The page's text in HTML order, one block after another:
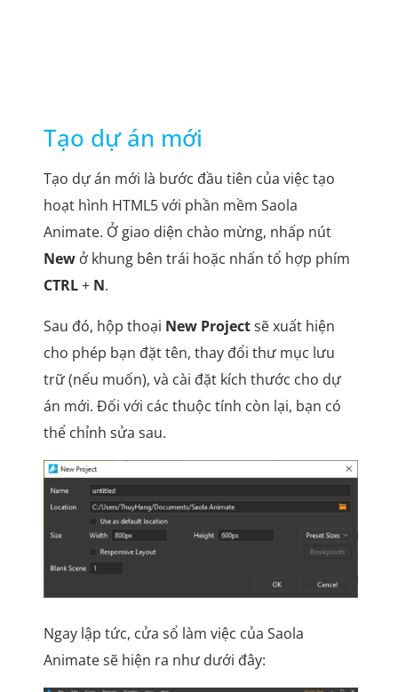
Tạo dự án mới
Tạo dự án mới là bước đầu tiên của việc tạo
hoạt hình HTML5 với phần mềm Saola
Animate. Ở giao diện chào mừng, nhấp nút
Newở khung bên trái hoặc nhấn tổ hợp phím
CTRL+ N.
Sau đó, hộp thoại New Projectsẽ xuất hiện
cho phép bạn đặt tên, thay đổi thư mục lưu
trữ (nếu muốn), và cài đặt kích thước cho dự
án mới. Đối với các thuộc tính còn lại, bạn có
thể chỉnh sửa sau.
Ngay lập tức, cửa sổ làm việc của Saola
Animate sẽ hiện ra như dưới đây: